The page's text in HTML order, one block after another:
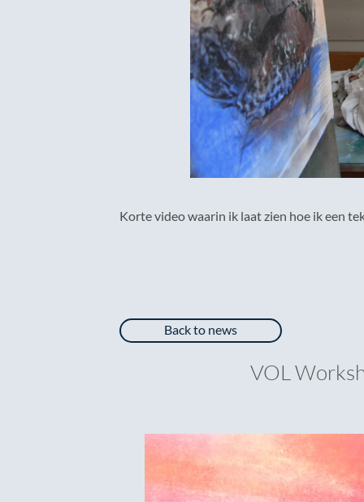
Korte video waarin ik laat zien hoe ik een
Back to news
VOL